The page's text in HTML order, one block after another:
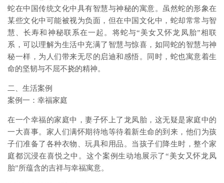
蛇在中国传统文化中具有智慧与神秘的寓意。虽然蛇的形象在
某些文化中可能被视为负面，但在中国文化中，蛇却常常与智
慧、长寿和神秘联系在一起。将蛇与“美女又怀龙凤胎”相联
系，可以理解为生活中充满了智慧与惊喜，如同蛇的智慧与神
秘一样，为人们带来无尽的启迪和感悟。同时，蛇也寓意着生
命的坚韧与不屈不挠的精神。
二、生活案例
案例一：幸福家庭
在一个幸福的家庭中，妻子怀上了龙凤胎，这无疑是家庭中的
一大喜事。家人们满怀期待地等待着新生命的到来，他们为孩
子们准备了各种衣物、玩具和用品。当孩子们降生时，整个家
庭都沉浸在喜悦之中。这个案例生动地展示了“美女又怀龙凤
胎”所蕴含的吉祥与幸福寓意。